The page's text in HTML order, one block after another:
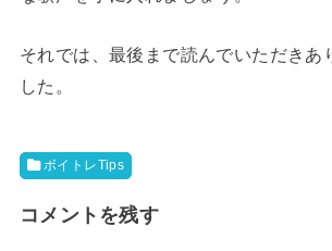
それでは、最後まで読んでいただきあ
した。
ボイトレTips
コメントを残す